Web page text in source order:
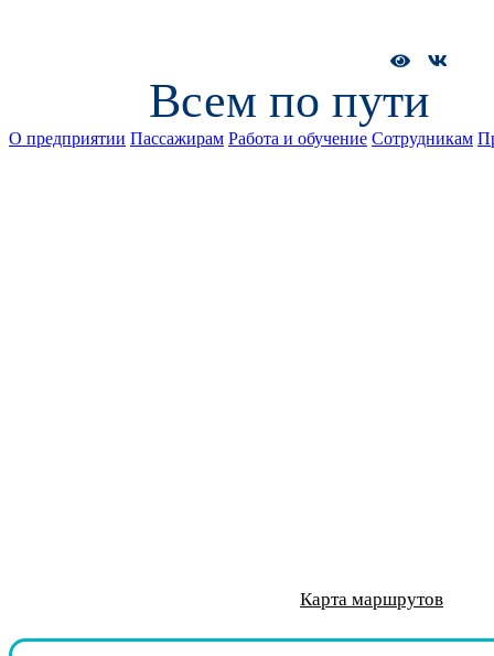
Всем по пути
О предприятии Пассажирам Работа и обучение Сотрудникам
Карта маршрутов